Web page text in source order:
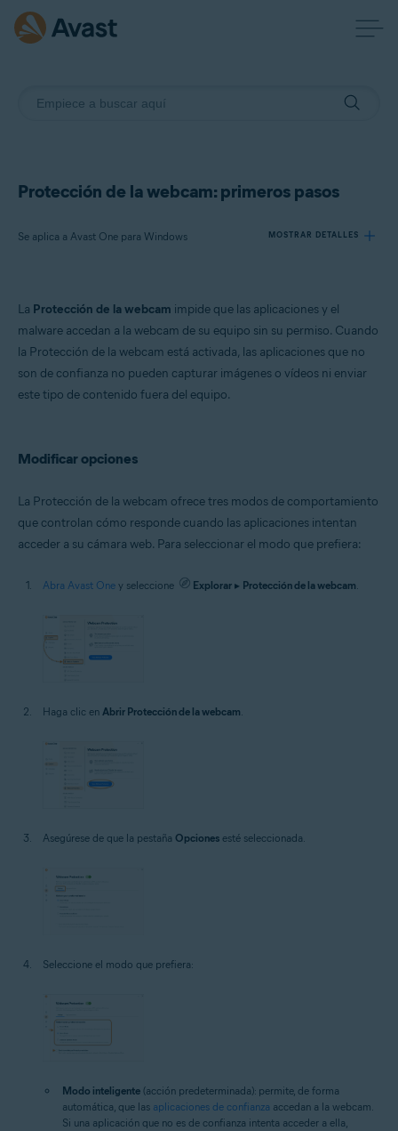
Protección de la webcam: primeros pasos
Se aplica a Avast One para Windows MOSTRAR DETALLES
Productos:
Avast One 24.x para Windows
Microsoft Windows 11 Home/Pro/Enterprise/Education
Microsoft Windows 7 Home Basic/Home
Premium/Professional/Enterprise/Ultimate - Service Pack 1 con
La Protección de la webcam impide que las aplicaciones y el
malware accedan a la webcam de su equipo sin su permiso. Cuando
la Protección de la webcam está activada, las aplicaciones que no
son de confianza no pueden capturar imágenes o vídeos ni enviar
este tipo de contenido fuera del equipo.
Modificar opciones
La Protección de la webcam ofrece tres modos de comportamiento
que controlan cómo responde cuando las aplicaciones intentan
acceder a su cámara web. Para seleccionar el modo que prefiera:
Abra Avast One y seleccione Explorar ▸ Protección de la webcam.
Haga clic en Abrir Protección de la webcam.
Asegúrese de que la pestaña Opciones esté seleccionada.
Seleccione el modo que prefiera:
Modo inteligente (acción predeterminada): permite, de forma
automática, que las aplicaciones de confianza accedan a la webcam.
Si una aplicación que no es de confianza intenta acceder a ella,